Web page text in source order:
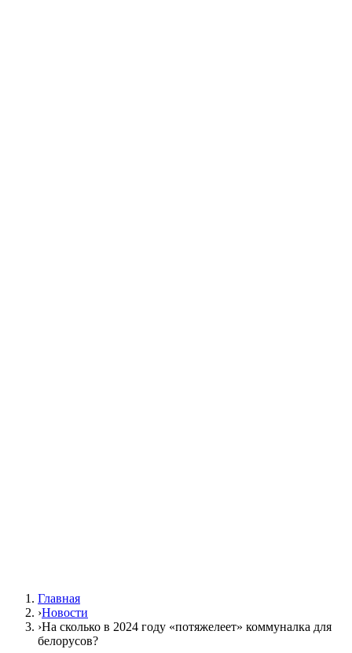
Главная
›Новости
›На сколько в 2024 году «потяжелеет» коммуналка для
белорусов?